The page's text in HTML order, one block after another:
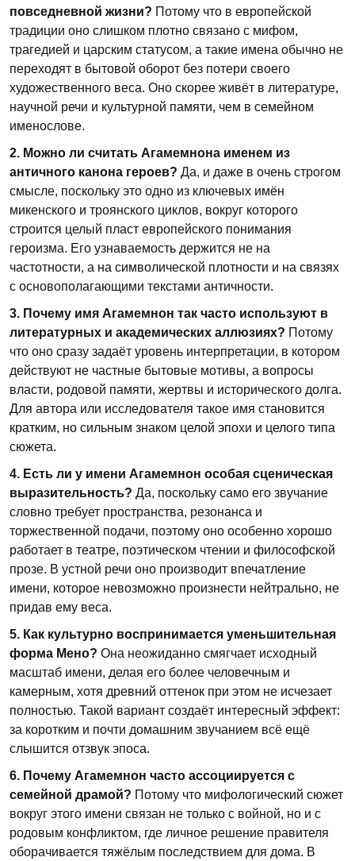
повседневной жизни? Потому что в европейской
традиции оно слишком плотно связано с мифом,
трагедией и царским статусом, а такие имена обычно не
переходят в бытовой оборот без потери своего
художественного веса. Оно скорее живёт в литературе,
научной речи и культурной памяти, чем в семейном
именослове.
2. Можно ли считать Агамемнона именем из
античного канона героев? Да, и даже в очень строгом
смысле, поскольку это одно из ключевых имён
микенского и троянского циклов, вокруг которого
строится целый пласт европейского понимания
героизма. Его узнаваемость держится не на
частотности, а на символической плотности и на связях
с основополагающими текстами античности.
3. Почему имя Агамемнон так часто используют в
литературных и академических аллюзиях? Потому
что оно сразу задаёт уровень интерпретации, в котором
действуют не частные бытовые мотивы, а вопросы
власти, родовой памяти, жертвы и исторического долга.
Для автора или исследователя такое имя становится
кратким, но сильным знаком целой эпохи и целого типа
сюжета.
4. Есть ли у имени Агамемнон особая сценическая
выразительность? Да, поскольку само его звучание
словно требует пространства, резонанса и
торжественной подачи, поэтому оно особенно хорошо
работает в театре, поэтическом чтении и философской
прозе. В устной речи оно производит впечатление
имени, которое невозможно произнести нейтрально, не
придав ему веса.
5. Как культурно воспринимается уменьшительная
форма Мено? Она неожиданно смягчает исходный
масштаб имени, делая его более человечным и
камерным, хотя древний оттенок при этом не исчезает
полностью. Такой вариант создаёт интересный эффект:
за коротким и почти домашним звучанием всё ещё
слышится отзвук эпоса.
6. Почему Агамемнон часто ассоциируется с
семейной драмой? Потому что мифологический сюжет
вокруг этого имени связан не только с войной, но и с
родовым конфликтом, где личное решение правителя
оборачивается тяжёлым последствием для дома. В